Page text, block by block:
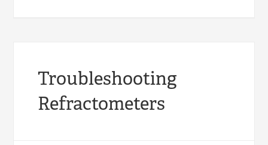
Troubleshooting
Refractometers